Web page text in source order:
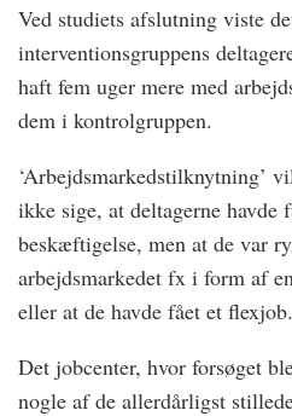
Ved studiets afslutning viste
interventionsgruppens
haft fem uger mere med
dem i kontrolgruppen.
‘Arbejdsmarkedstilknytning’
ikke sige, at deltagerne havde
beskæftigelse, men at de var
arbejdsmarkedet fx i form af
eller at de havde fået et flexjob.
Det jobcenter, hvor forsøget
nogle af de allerdårligst